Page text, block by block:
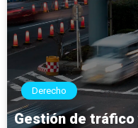
Derecho
Gestión de